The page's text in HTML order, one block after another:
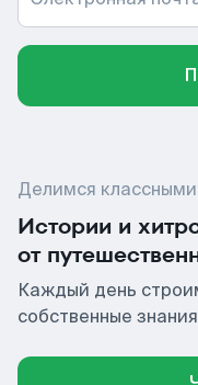
Делимся
Истории и
от
Каждый день
собственные